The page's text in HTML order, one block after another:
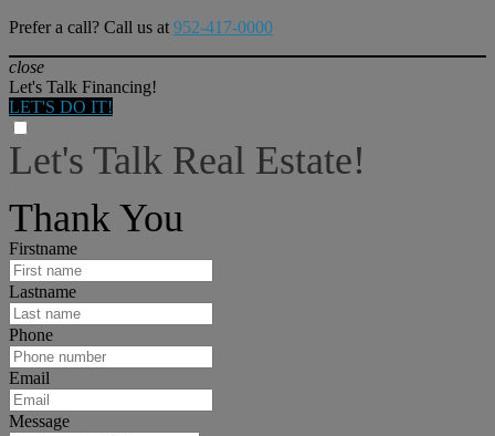
Prefer a call? Call us at 952-417-0000
close
Let's Talk Financing!
LET'S DO IT!
Let's Talk Real Estate!
Thank You
Firstname
Lastname
Phone
Email
Message